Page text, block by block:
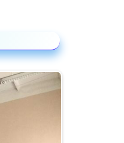
ПРОТИДІЯ ВЕРБУВАННЮ ДІТЕЙ
ТА
ПЕРЕВЕДЕННЯ УЧНІВ